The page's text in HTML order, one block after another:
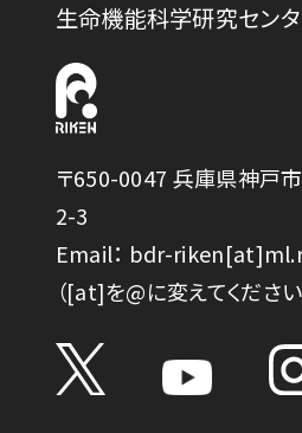
生命機能科学研究セン
〒650-0047 兵庫県神戸
2-3
Email： bdr-
（[at]を@に変えてください